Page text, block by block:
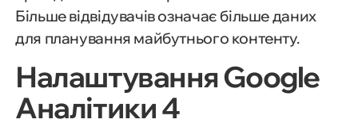
Більше відвідувачів означає більше даних
для планування майбутнього контенту.
Налаштування Google
Аналітики 4